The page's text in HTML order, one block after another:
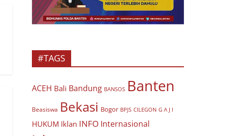
#TAGS
ACEH Bali Bandung BANSOS Banten
Beasiswa Bekasi Bogor BPJS CILEGON G A J I
HUKUM Iklan INFO Internasional